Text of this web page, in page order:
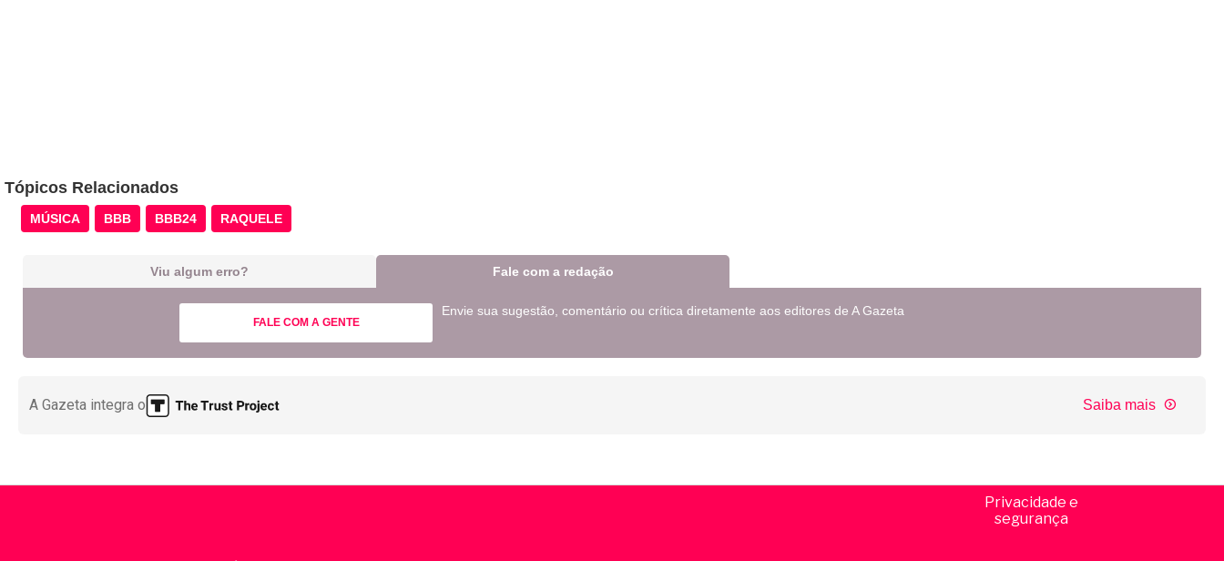
Tópicos Relacionados
MÚSICA BBB BBB24 RAQUELE
Viu algum erro? Fale com a redação
FALE COM A GENTE
Envie sua sugestão, comentário ou crítica diretamente aos editores de A Gazeta
A Gazeta integra o Saiba mais
Privacidade e
segurança